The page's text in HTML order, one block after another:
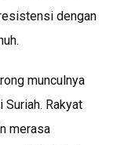
dengan
munculnya
Rakyat
merasa